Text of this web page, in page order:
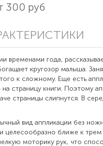
300 руб
временами года,
кругозор малыша.
к сложному. Еще есть
страницу книги. Поэтому
страницы слипнутся. В
вид аппликации без
целесообразно ближе к
моторику рук, что